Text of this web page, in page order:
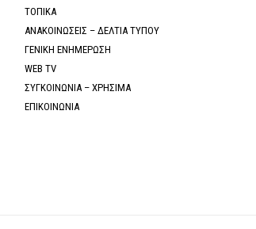
ΤΟΠΙΚΑ
ΑΝΑΚΟΙΝΩΣΕΙΣ – ΔΕΛΤΙΑ ΤΥΠΟΥ
ΓΕΝΙΚΗ ΕΝΗΜΕΡΩΣΗ
WEB TV
ΣΥΓΚΟΙΝΩΝΙΑ – ΧΡΗΣΙΜΑ
ΕΠΙΚΟΙΝΩΝΙΑ